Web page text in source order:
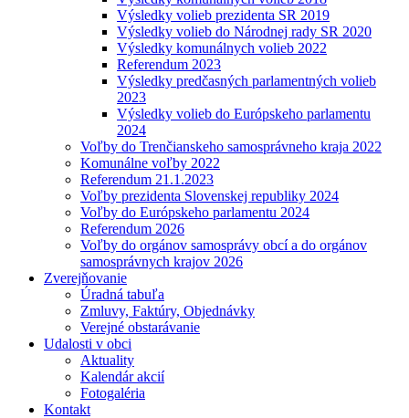
Výsledky volieb prezidenta SR 2019
Výsledky volieb do Národnej rady SR 2020
Výsledky komunálnych volieb 2022
Referendum 2023
Výsledky predčasných parlamentných volieb
2023
Výsledky volieb do Európskeho parlamentu
2024
Voľby do Trenčianskeho samosprávneho kraja 2022
Komunálne voľby 2022
Referendum 21.1.2023
Voľby prezidenta Slovenskej republiky 2024
Voľby do Európskeho parlamentu 2024
Referendum 2026
Voľby do orgánov samosprávy obcí a do orgánov
samosprávnych krajov 2026
Zverejňovanie
Úradná tabuľa
Zmluvy, Faktúry, Objednávky
Verejné obstarávanie
Udalosti v obci
Aktuality
Kalendár akcií
Fotogaléria
Kontakt